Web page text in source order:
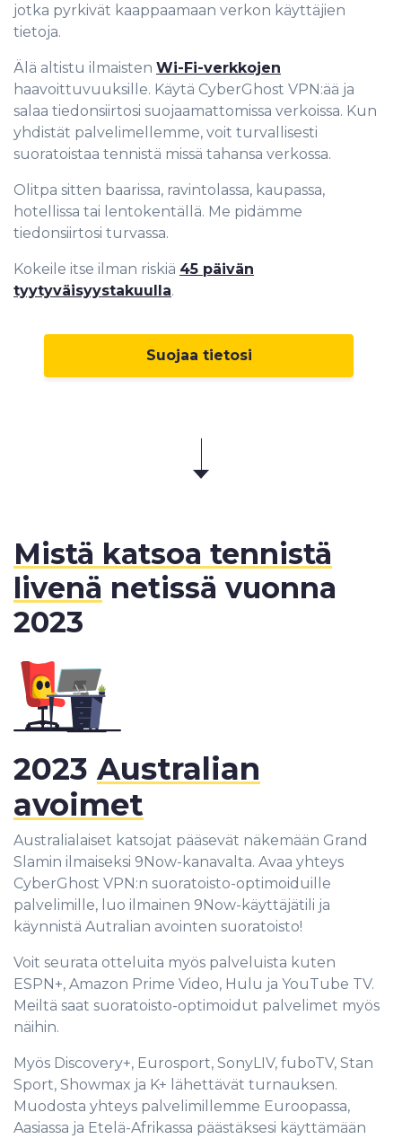
jotka pyrkivät kaappaamaan verkon käyttäjien
tietoja.
Älä altistu ilmaisten Wi-Fi-verkkojen
haavoittuvuuksille. Käytä CyberGhost VPN:ää ja
salaa tiedonsiirtosi suojaamattomissa verkoissa. Kun
yhdistät palvelimellemme, voit turvallisesti
suoratoistaa tennistä missä tahansa verkossa.
Olitpa sitten baarissa, ravintolassa, kaupassa,
hotellissa tai lentokentällä. Me pidämme
tiedonsiirtosi turvassa.
Kokeile itse ilman riskiä 45 päivän
tyytyväisyystakuulla.
Suojaa tietosi
Mistä katsoa tennistä
livenä netissä vuonna
2023
2023Australian
avoimet
Australialaiset katsojat pääsevät näkemään Grand
Slamin ilmaiseksi 9Now-kanavalta. Avaa yhteys
CyberGhost VPN:n suoratoisto-optimoiduille
palvelimille, luo ilmainen 9Now-käyttäjätili ja
käynnistä Autralian avointen suoratoisto!
Voit seurata otteluita myös palveluista kuten
ESPN+, Amazon Prime Video, Hulu ja YouTube TV.
Meiltä saat suoratoisto-optimoidut palvelimet myös
näihin.
Myös Discovery+, Eurosport, SonyLIV, fuboTV, Stan
Sport, Showmax ja K+ lähettävät turnauksen.
Muodosta yhteys palvelimillemme Euroopassa,
Aasiassa ja Etelä-Afrikassa päästäksesi käyttämään